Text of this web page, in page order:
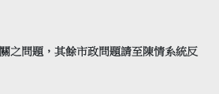
之問題，其餘市政問題請至陳情系統反